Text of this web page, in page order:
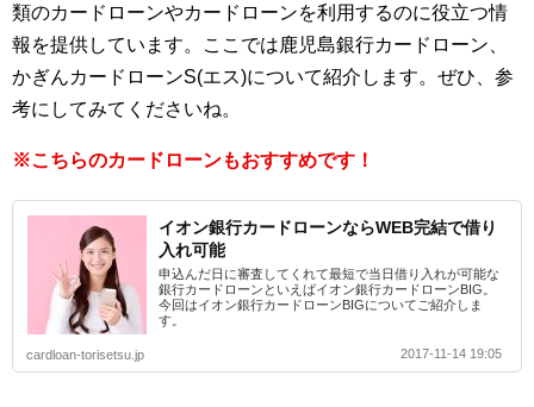
類のカードローンやカードローンを利用するのに役立つ情
報を提供しています。ここでは鹿児島銀行カードローン、
かぎんカードローンS(エス)について紹介します。ぜひ、参
考にしてみてくださいね。
※こちらのカードローンもおすすめです！
イオン銀行カードローンならWEB完結で借り
入れ可能
申込んだ日に審査してくれて最短で当日借り入れが可能な
銀行カードローンといえばイオン銀行カードローンBIG。
今回はイオン銀行カードローンBIGについてご紹介しま
す。
cardloan-torisetsu.jp 2017-11-14 19:05